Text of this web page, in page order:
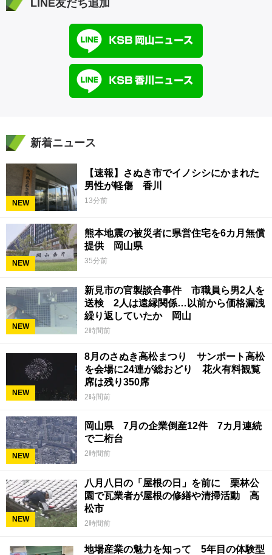
LINE友だち追加
新着ニュース
NEW
【速報】さぬき市でイノシシにかまれた
男性が軽傷 香川
13分前
NEW
熊本地震の被災者に県営住宅を6カ月無償
提供 岡山県
35分前
NEW
新見市の官製談合事件 市職員ら男2人を
送検 2人は遠縁関係…以前から価格漏洩
繰り返していたか 岡山
2時間前
NEW
8月のさぬき高松まつり サンポート高松
を会場に24連が総おどり 花火有料観覧
席は残り350席
2時間前
NEW
岡山県 7月の企業倒産12件 7カ月連続
で二桁台
2時間前
NEW
八月八日の「屋根の日」を前に 栗林公
園で瓦業者が屋根の修繕や清掃活動 高
松市
2時間前
地場産業の魅力を知って 5年目の体験型